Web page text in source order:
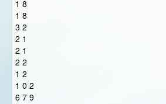
1 8
1 8
3 2
2 1
2 1
2 2
1 2
1 0 2
6 7 9